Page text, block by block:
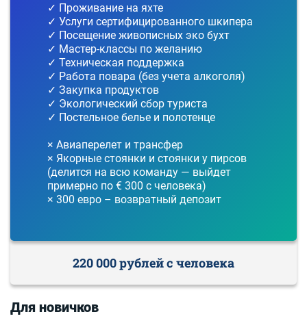
✓ Проживание на яхте
✓ Услуги сертифицированного шкипера
✓ Посещение живописных эко бухт
✓ Мастер-классы по желанию
✓ Техническая поддержка
✓ Работа повара (без учета алкоголя)
✓ Закупка продуктов
✓ Экологический сбор туриста
✓ Постельное белье и полотенце
× Авиаперелет и трансфер
× Якорные стоянки и стоянки у пирсов
(делится на всю команду — выйдет
примерно по € 300 с человека)
× 300 евро – возвратный депозит
220 000 рублей с человека
Для новичков